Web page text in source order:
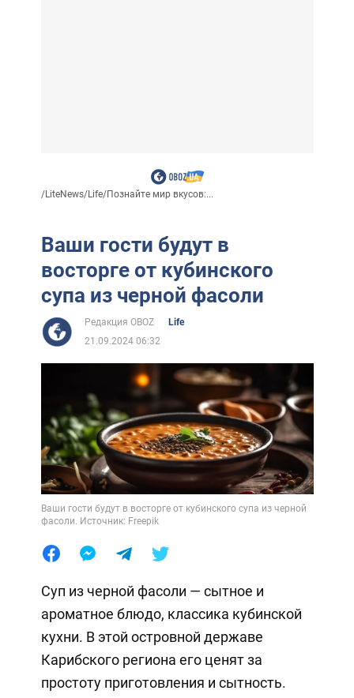
/LiteNews/Life/Познайте мир вкусов:...
Ваши гости будут в
восторге от кубинского
супа из черной фасоли
Редакция OBOZ
Life
21.09.2024 06:32
Ваши гости будут в восторге от кубинского супа из черной
фасоли. Источник: Freepik
Суп из черной фасоли — сытное и
ароматное блюдо, классика кубинской
кухни. В этой островной державе
Карибского региона его ценят за
простоту приготовления и сытность.